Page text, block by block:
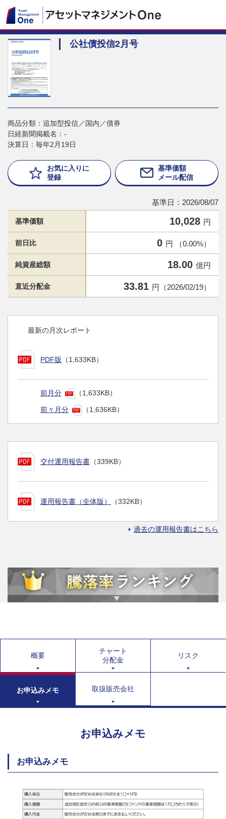
公社債投信2月号
商品分類：追加型投信／国内／債券
日経新聞掲載名：-
決算日：毎年2月19日
お気に入りに
登録
基準価額
メール配信
基準日：2026/08/07
基準価額 10,028 円
前日比 0 円 （0.00%）
純資産総額 18.00 億円
直近分配金 33.81 円（2026/02/19）
最新の月次レポート
PDF版 （1,633KB）
前月分 （1,633KB）
前々月分 （1,636KB）
交付運用報告書 （339KB）
運用報告書（全体版） （332KB）
過去の運用報告書はこちら
概要
チャート
分配金
リスク
お申込みメモ 取扱販売会社
お申込みメモ
お申込みメモ